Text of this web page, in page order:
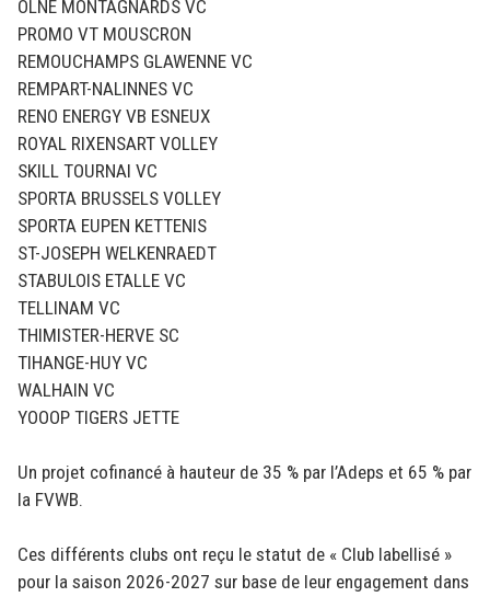
OLNE MONTAGNARDS VC
PROMO VT MOUSCRON
REMOUCHAMPS GLAWENNE VC
REMPART-NALINNES VC
RENO ENERGY VB ESNEUX
ROYAL RIXENSART VOLLEY
SKILL TOURNAI VC
SPORTA BRUSSELS VOLLEY
SPORTA EUPEN KETTENIS
ST-JOSEPH WELKENRAEDT
STABULOIS ETALLE VC
TELLINAM VC
THIMISTER-HERVE SC
TIHANGE-HUY VC
WALHAIN VC
YOOOP TIGERS JETTE
Un projet cofinancé à hauteur de 35 % par l’Adeps et 65 % par
la FVWB.
Ces différents clubs ont reçu le statut de « Club labellisé »
pour la saison 2026-2027 sur base de leur engagement dans